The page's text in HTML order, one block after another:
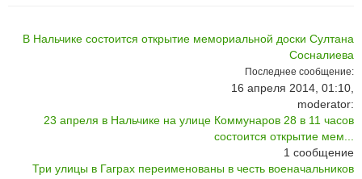
В Нальчике состоится открытие мемориальной доски Султана
Сосналиева
Последнее сообщение:
16 апреля 2014, 01:10,
moderator:
23 апреля в Нальчике на улице Коммунаров 28 в 11 часов
состоится открытие мем...
1 сообщение
Три улицы в Гаграх переименованы в честь военачальников